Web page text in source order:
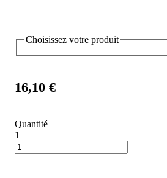
Choisissez votre produit
16,10 €
Quantité
1